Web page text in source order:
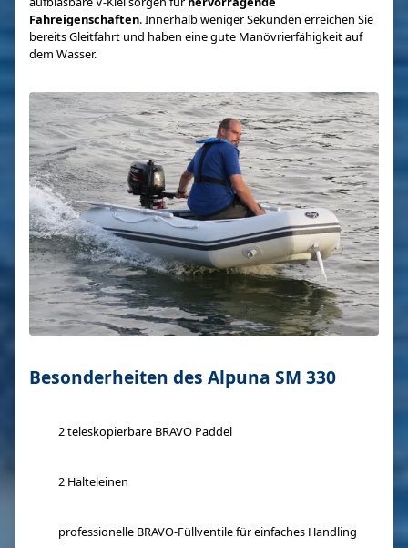
Fahreigenschaften. Innerhalb weniger Sekunden erreichen Sie
bereits Gleitfahrt und haben eine gute Manövrierfähigkeit auf
dem Wasser.
Besonderheiten des Alpuna SM 330
2 teleskopierbare BRAVO Paddel
2 Halteleinen
professionelle BRAVO-Füllventile für einfaches Handling